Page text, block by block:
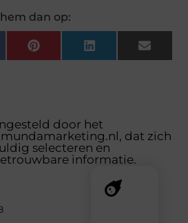
dan op:
PinterestLinkedInEmail
door het
dat zich
selecteren en
informatie.